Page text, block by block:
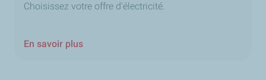
Choisissez votre offre d'électricité.
En savoir plus